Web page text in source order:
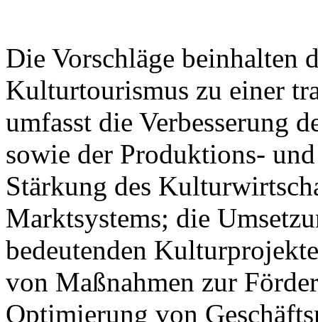
Die Vorschläge beinhalten
Kulturtourismus zu einer
umfasst die Verbesserung
sowie der Produktions-
Stärkung des
Marktsystems; die
bedeutenden
von Maßnahmen zur
Optimierung von